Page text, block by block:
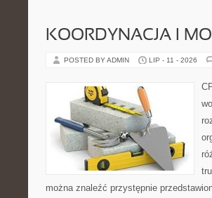
KOORDYNACJA I
POSTED BY ADMIN LIP - 11 - 2026
można znaleźć przystępnie